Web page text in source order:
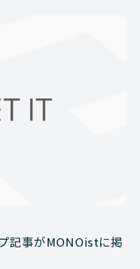
記事がMONOistに掲